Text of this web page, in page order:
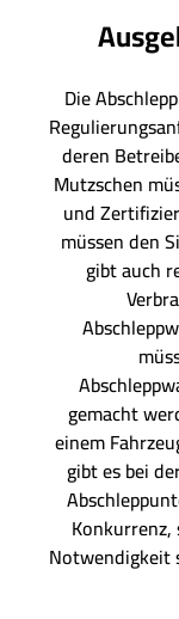
Die
deren
Mutzschen
und
müssen den
gibt auch
gemacht
einem
gibt es bei
Notwendigkeit